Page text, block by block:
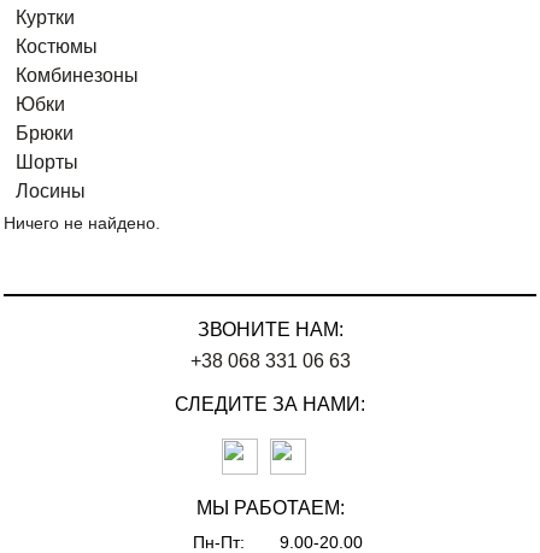
Куртки
Костюмы
Комбинезоны
Юбки
Брюки
Шорты
Лосины
Ничего не найдено.
ЗВОНИТЕ НАМ:
+38 068 331 06 63
СЛЕДИТЕ ЗА НАМИ:
МЫ РАБОТАЕМ:
Пн-Пт: 9.00-20.00